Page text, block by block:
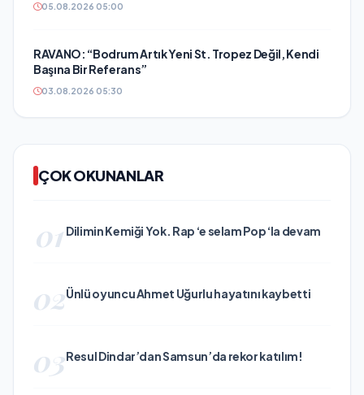
05.08.2026 05:00
RAVANO: “Bodrum Artık Yeni St. Tropez Değil, Kendi
Başına Bir Referans”
03.08.2026 05:30
ÇOK OKUNANLAR
01 Dilimin Kemiği Yok. Rap ‘e selam Pop ‘la devam
02Ünlü oyuncu Ahmet Uğurlu hayatını kaybetti
03Resul Dindar’dan Samsun’da rekor katılım!